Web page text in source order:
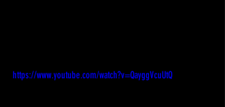
https://www.youtube.com/watch?v=QayggVcuUtQ